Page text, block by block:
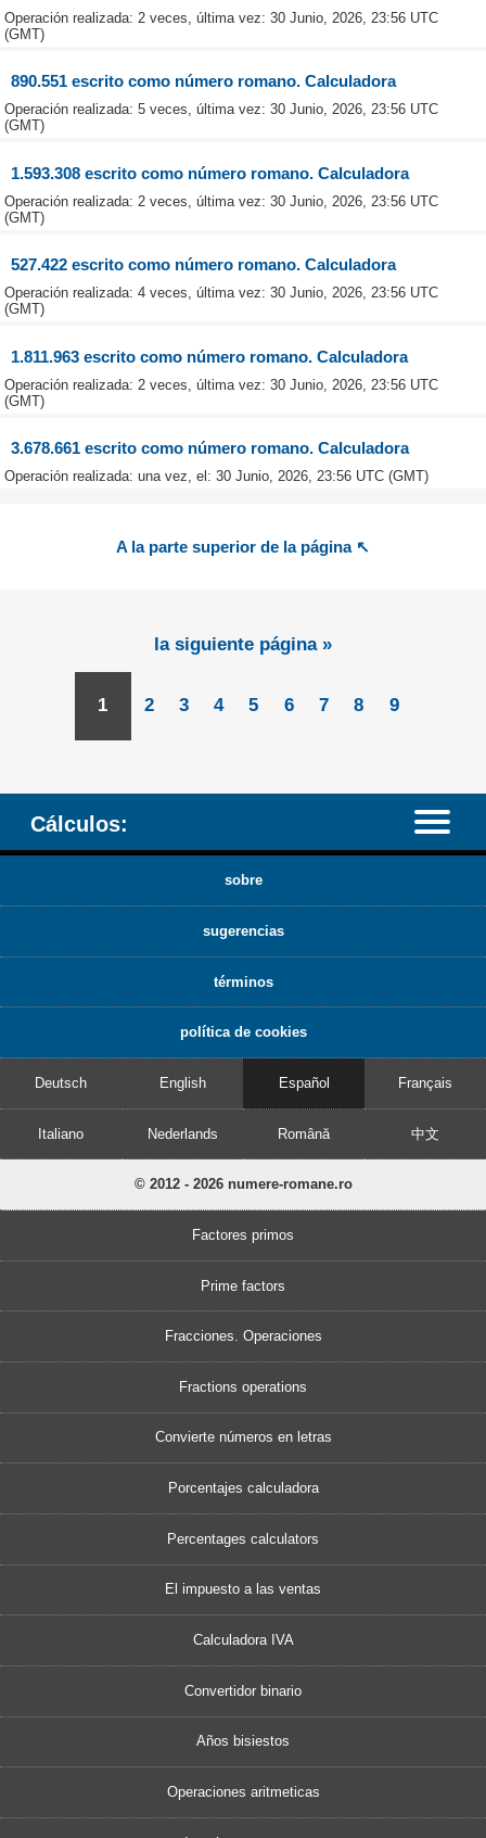
Operación realizada: 2 veces, última vez: 30 Junio, 2026, 23:56 UTC
(GMT)
890.551 escrito como número romano. Calculadora
Operación realizada: 5 veces, última vez: 30 Junio, 2026, 23:56 UTC
(GMT)
1.593.308 escrito como número romano. Calculadora
Operación realizada: 2 veces, última vez: 30 Junio, 2026, 23:56 UTC
(GMT)
527.422 escrito como número romano. Calculadora
Operación realizada: 4 veces, última vez: 30 Junio, 2026, 23:56 UTC
(GMT)
1.811.963 escrito como número romano. Calculadora
Operación realizada: 2 veces, última vez: 30 Junio, 2026, 23:56 UTC
(GMT)
3.678.661 escrito como número romano. Calculadora
Operación realizada: una vez, el: 30 Junio, 2026, 23:56 UTC (GMT)
A la parte superior de la página ↖
la siguiente página »
1 2 3 4 5 6 7 8 9
Cálculos:
sobre
sugerencias
términos
política de cookies
Deutsch English Español Français
Italiano Nederlands Română 中文
© 2012 - 2026 numere-romane.ro
Factores primos
Prime factors
Fracciones. Operaciones
Fractions operations
Convierte números en letras
Porcentajes calculadora
Percentages calculators
El impuesto a las ventas
Calculadora IVA
Convertidor binario
Años bisiestos
Operaciones aritmeticas